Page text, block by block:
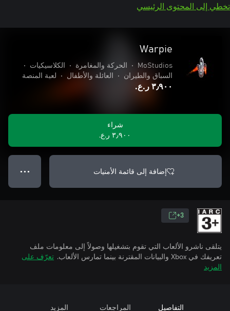
تخطي إلى المحتوى الرئيسي
Warpie
MoStudios
• الحركة والمغامرة • الكلاسيكيات
•
السباق والطيران
• العائلة والأطفال • لعبة المنصة
٣٫٩٠٠ ر.ع.‏
شراء
٣٫٩٠٠ ر.ع.‏
إضافة إلى قائمة الأمنيات ● ● ●
3+
يتلقى ناشرو الألعاب التي تقوم بتشغيلها وصولاً إلى معلومات ملف
تعريفك في Xbox والبيانات المقترنة بينما تمارس الألعاب.
تعرّف على
المزيد
التفاصيل المراجعات المزيد